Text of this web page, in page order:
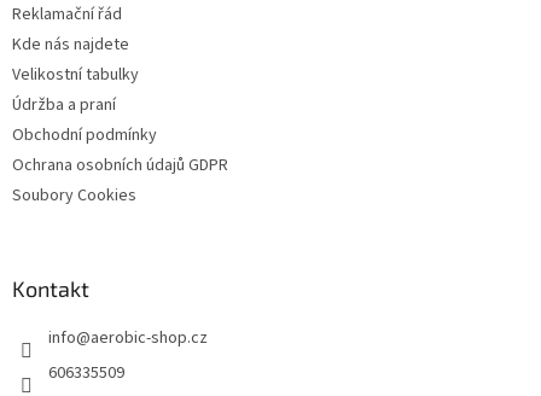
Reklamační řád
Kde nás najdete
Velikostní tabulky
Údržba a praní
Obchodní podmínky
Ochrana osobních údajů GDPR
Soubory Cookies
Kontakt
info@aerobic-shop.cz
606335509